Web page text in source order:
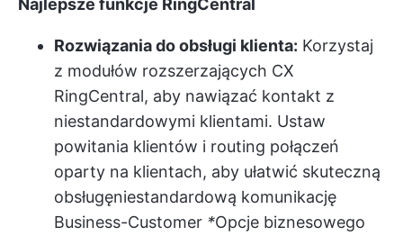
Rozwiązania do obsługi klienta: Korzystaj
z modułów rozszerzających CX
RingCentral, aby nawiązać kontakt z
niestandardowymi klientami. Ustaw
powitania klientów i routing połączeń
oparty na klientach, aby ułatwić skuteczną
obsługęniestandardową komunikację
Business-Customer *Opcje biznesowego